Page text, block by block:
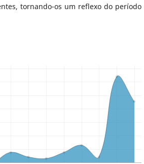
tornando-os um reflexo do período